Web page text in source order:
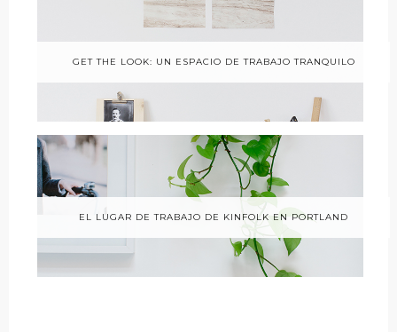
GET THE LOOK: UN ESPACIO DE TRABAJO TRANQUILO
EL LUGAR DE TRABAJO DE KINFOLK EN PORTLAND